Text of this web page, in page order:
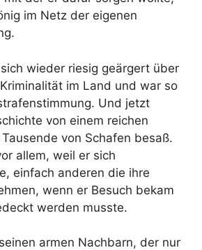
im Netz der eigenen
wieder riesig geärgert über
im Land und war so
Und jetzt
von einem reichen
von Schafen besaß.
allem, weil er sich
einfach anderen die ihre
wenn er Besuch bekam
werden musste.
armen Nachbarn, der nur